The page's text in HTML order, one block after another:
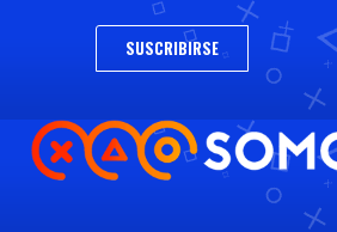
SUSCRIBIRSE